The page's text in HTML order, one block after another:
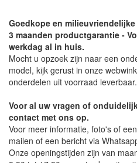
Goedkope en
3 maanden productgarantie -
werkdag al in huis.
Mocht u opzoek zijn naar een
model, kijk gerust in onze
onderdelen uit voorraad leverbaar.
Voor al uw vragen of
contact met ons op.
Voor meer informatie, foto's of
mailen of een bericht via
Onze openingstijden zijn van